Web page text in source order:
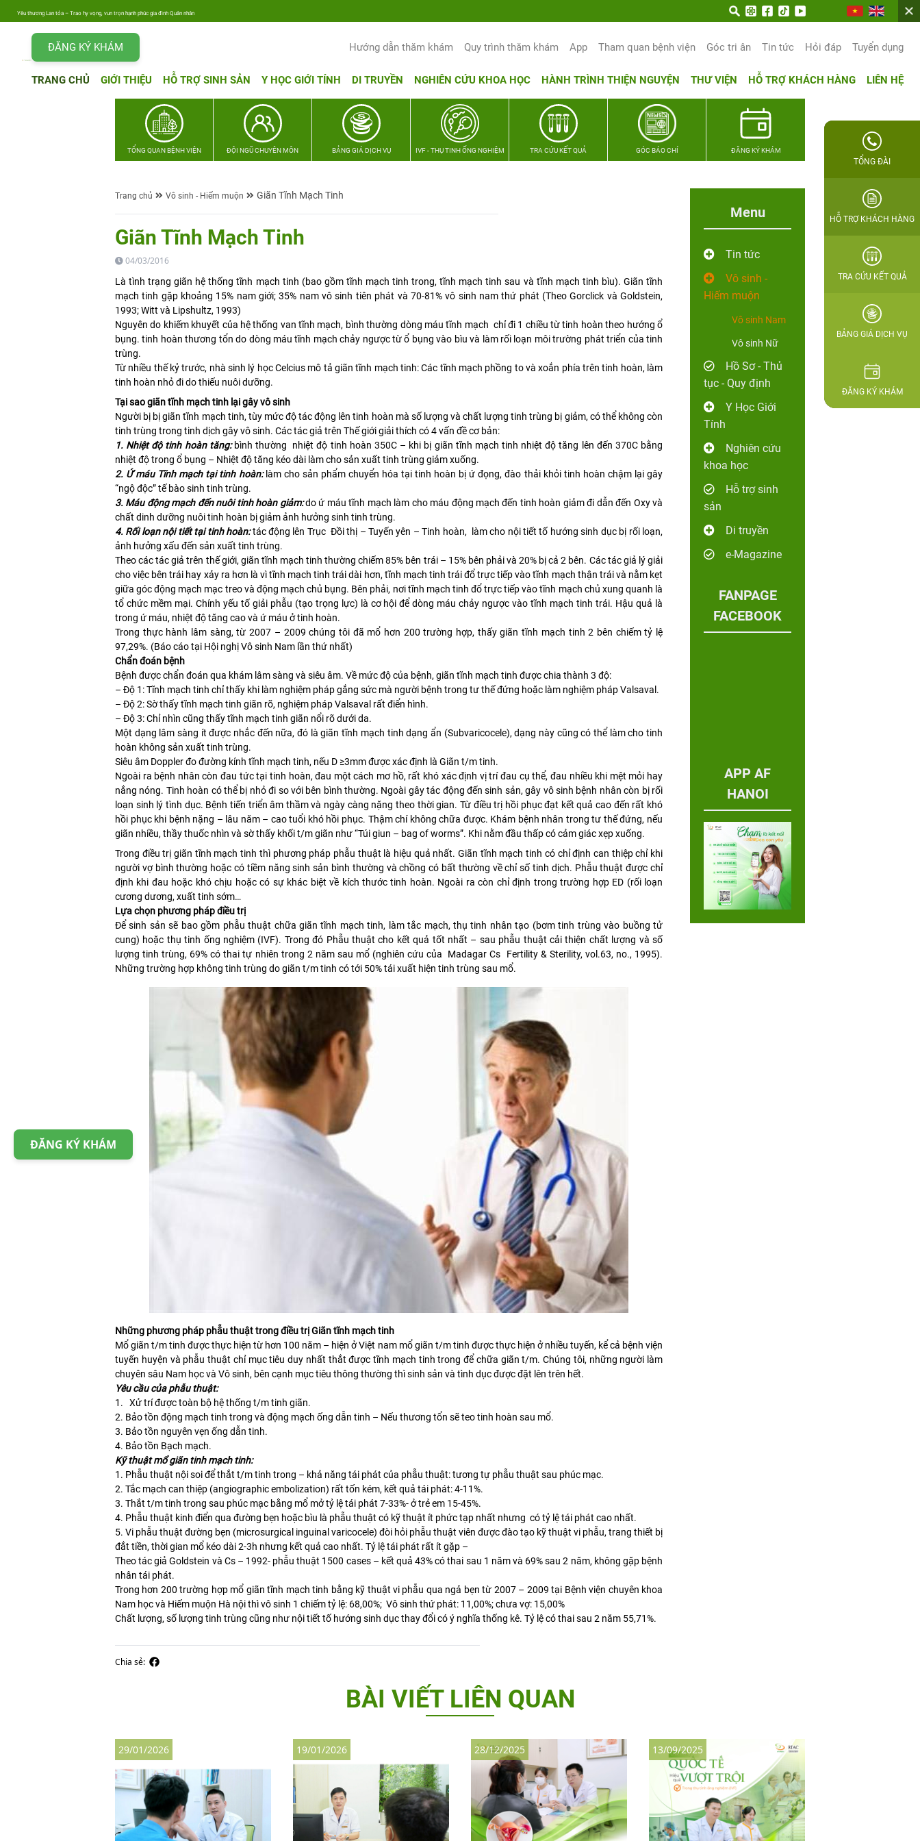
thương Lan tỏa – Trao hy vọng, vun trọn hạnh phúc gia đình Quân nhân
ĐĂNG KÝ KHÁM Hướng dẫn thăm khám Quy trình thăm khám App Tham quan bệnh viện Góc tri ân Tin tức Hỏi đáp Tuyển dụng
TRANG CHỦ GIỚI THIỆU HỖ TRỢ SINH SẢN Y HỌC GIỚI TÍNH DI TRUYỀN NGHIÊN CỨU KHOA HỌC HÀNH TRÌNH THIỆN NGUYỆN THƯ VIỆN HỖ TRỢ KHÁCH HÀNG LIÊN HỆ
TỔNG QUAN BỆNH VIỆN ĐỘI NGŨ CHUYÊN MÔN BẢNG GIÁ DỊCH VỤ IVF - THỤ TINH ỐNG NGHIỆM TRA CỨU KẾT QUẢ GÓC BÁO CHÍ ĐĂNG KÝ KHÁM
Trang chủ Vô sinh - Hiếm muộn Giãn Tĩnh Mạch Tinh
Giãn Tĩnh Mạch Tinh
04/03/2016
Là tình trạng giãn hệ thống tĩnh mạch tinh (bao gồm tĩnh mạch tinh trong, tĩnh mạch tinh sau và tĩnh mạch tinh bìu). Giãn tĩnh
mạch tinh gặp khoảng 15% nam giới; 35% nam vô sinh tiên phát và 70-81% vô sinh nam thứ phát (Theo Gorclick và Goldstein,
1993; Witt và Lipshultz, 1993)
Nguyên do khiếm khuyết của hệ thống van tĩnh mạch, bình thường dòng máu tĩnh mạch chỉ đi 1 chiều từ tinh hoàn theo hướng ổ
bụng. tinh hoàn thương tổn do dòng máu tĩnh mạch chảy ngược từ ổ bụng vào bìu và làm rối loạn môi trường phát triển của tinh
trùng.
Từ nhiều thế kỷ trước, nhà sinh lý học Celcius mô tả giãn tĩnh mạch tinh: Các tĩnh mạch phồng to và xoắn phía trên tinh hoàn, làm
tinh hoàn nhỏ đi do thiếu nuôi dưỡng.
Tại sao giãn tĩnh mạch tinh lại gây vô sinh
Người bị bị giãn tĩnh mạch tinh, tùy mức độ tác động lên tinh hoàn mà số lượng và chất lượng tinh trùng bị giảm, có thể không còn
tinh trùng trong tinh dịch gây vô sinh. Các tác giả trên Thế giới giải thích có 4 vấn đề cơ bản:
1. Nhiệt độ tinh hoàn tăng: bình thường nhiệt độ tinh hoàn 350C – khi bị giãn tĩnh mạch tinh nhiệt độ tăng lên đến 370C bằng
nhiệt độ trong ổ bụng – Nhiệt độ tăng kéo dài làm cho sản xuất tinh trùng giảm xuống.
2. Ứ máu Tĩnh mạch tại tinh hoàn:làm cho sản phẩm chuyển hóa tại tinh hoàn bị ứ đọng, đào thải khỏi tinh hoàn chậm lại gây
“ngộ độc” tế bào sinh tinh trùng.
3. Máu động mạch đến nuôi tinh hoàn giảm:do ứ máu tĩnh mạch làm cho máu động mạch đến tinh hoàn giảm đi dẫn đến Oxy và
chất dinh dưỡng nuôi tinh hoàn bị giảm ảnh hưởng sinh tinh trùng.
4. Rối loạn nội tiết tại tinh hoàn:tác động lên Trục Đồi thị – Tuyến yên – Tinh hoàn, làm cho nội tiết tố hướng sinh dục bị rối loạn,
ảnh hưởng xấu đến sản xuất tinh trùng.
Theo các tác giả trên thế giới, giãn tĩnh mạch tinh thường chiếm 85% bên trái – 15% bên phải và 20% bị cả 2 bên. Các tác giả lý giải
cho việc bên trái hay xảy ra hơn là vì tĩnh mạch tinh trái dài hơn, tĩnh mạch tinh trái đổ trực tiếp vào tĩnh mạch thận trái và nằm kẹt
giữa góc động mạch mạc treo và động mạch chủ bụng. Bên phải, nơi tĩnh mạch tinh đổ trực tiếp vào tĩnh mạch chủ xung quanh là
tổ chức mềm mại. Chính yếu tố giải phẫu (tạo trọng lực) là cơ hội để dòng máu chảy ngược vào tĩnh mạch tinh trái. Hậu quả là
trong ứ máu, nhiệt độ tăng cao và ứ máu ở tinh hoàn.
Trong thực hành lâm sàng, từ 2007 – 2009 chúng tôi đã mổ hơn 200 trường hợp, thấy giãn tĩnh mạch tinh 2 bên chiếm tỷ lệ
97,29%. (Báo cáo tại Hội nghị Vô sinh Nam lần thứ nhất)
Chẩn đoán bệnh
Bệnh được chẩn đoán qua khám lâm sàng và siêu âm. Về mức độ của bệnh, giãn tĩnh mạch tinh được chia thành 3 độ:
– Độ 1: Tĩnh mạch tinh chỉ thấy khi làm nghiệm pháp gắng sức mà người bệnh trong tư thế đứng hoặc làm nghiệm pháp Valsaval.
– Độ 2: Sờ thấy tĩnh mạch tinh giãn rõ, nghiệm pháp Valsaval rất điển hình.
– Độ 3: Chỉ nhìn cũng thấy tĩnh mạch tinh giãn nổi rõ dưới da.
Một dạng lâm sàng ít được nhắc đến nữa, đó là giãn tĩnh mạch tinh dạng ẩn (Subvaricocele), dạng này cũng có thể làm cho tinh
hoàn không sản xuất tinh trùng.
Siêu âm Doppler đo đường kính tĩnh mạch tinh, nếu D ≥3mm được xác định là Giãn t/m tinh.
Ngoài ra bệnh nhân còn đau tức tại tinh hoàn, đau một cách mơ hồ, rất khó xác định vị trí đau cụ thể, đau nhiều khi mệt mỏi hay
nắng nóng. Tinh hoàn có thể bị nhỏ đi so với bên bình thường. Ngoài gây tác động đến sinh sản, gây vô sinh bệnh nhân còn bị rối
loạn sinh lý tình dục. Bệnh tiến triển âm thầm và ngày càng nặng theo thời gian. Từ điều trị hồi phục đạt kết quả cao đến rất khó
hồi phục khi bệnh nặng – lâu năm – cao tuổi khó hồi phục. Thậm chí không chữa được. Khám bệnh nhân trong tư thế đứng, nếu
giãn nhiều, thầy thuốc nhìn và sờ thấy khối t/m giãn như “Túi giun – bag of worms”. Khi nằm đầu thấp có cảm giác xẹp xuống.
Trong điều trị giãn tĩnh mạch tinh thì phương pháp phẫu thuật là hiệu quả nhất. Giãn tĩnh mạch tinh có chỉ định can thiệp chỉ khi
người vợ bình thường hoặc có tiềm năng sinh sản bình thường và chồng có bất thường về chỉ số tinh dịch. Phẫu thuật được chỉ
định khi đau hoặc khó chịu hoặc có sự khác biệt về kích thước tinh hoàn. Ngoài ra còn chỉ định trong trường hợp ED (rối loạn
cương dương, xuất tinh sớm…
Lựa chọn phương pháp điều trị
Để sinh sản sẽ bao gồm phẫu thuật chữa giãn tĩnh mạch tinh, làm tắc mạch, thụ tinh nhân tạo (bơm tinh trùng vào buồng tử
cung) hoặc thụ tinh ống nghiệm (IVF). Trong đó Phẫu thuật cho kết quả tốt nhất – sau phẫu thuật cải thiện chất lượng và số
lượng tinh trùng, 69% có thai tự nhiên trong 2 năm sau mổ (nghiên cứu của Madagar Cs Fertility & Sterility, vol.63, no., 1995).
Những trường hợp không tinh trùng do giãn t/m tinh có tới 50% tái xuất hiện tinh trùng sau mổ.
Những phương pháp phẫu thuật trong điều trị Giãn tĩnh mạch tinh
Mổ giãn t/m tinh được thực hiện từ hơn 100 năm – hiện ở Việt nam mổ giãn t/m tinh được thực hiện ở nhiều tuyến, kể cả bệnh viện
tuyến huyện và phẫu thuật chỉ mục tiêu duy nhất thắt được tĩnh mạch tinh trong để chữa giãn t/m. Chúng tôi, những người làm
chuyên sâu Nam học và Vô sinh, bên cạnh mục tiêu thông thường thì sinh sản và tình dục được đặt lên trên hết.
Yêu cầu của phẫu thuật:
1. Xử trí được toàn bộ hệ thống t/m tinh giãn.
2. Bảo tồn động mạch tinh trong và động mạch ống dẫn tinh – Nếu thương tổn sẽ teo tinh hoàn sau mổ.
3. Bảo tồn nguyên vẹn ống dẫn tinh.
4. Bảo tồn Bạch mạch.
Kỹ thuật mổ giãn tinh mạch tinh:
1. Phẫu thuật nội soi để thắt t/m tinh trong – khả năng tái phát của phẫu thuật: tương tự phẫu thuật sau phúc mạc.
2. Tắc mạch can thiệp (angiographic embolization) rất tốn kém, kết quả tái phát: 4-11%.
3. Thắt t/m tinh trong sau phúc mạc bằng mổ mở tỷ lệ tái phát 7-33%- ở trẻ em 15-45%.
4. Phẫu thuật kinh điển qua đường bẹn hoặc bìu là phẫu thuật có kỹ thuật ít phức tạp nhất nhưng có tỷ lệ tái phát cao nhất.
5. Vi phẫu thuật đường bẹn (microsurgical inguinal varicocele) đòi hỏi phẫu thuật viên được đào tạo kỹ thuật vi phẫu, trang thiết bị
đắt tiền, thời gian mổ kéo dài 2-3h nhưng kết quả cao nhất. Tỷ lệ tái phát rất ít gặp –
Theo tác giả Goldstein và Cs – 1992- phẫu thuật 1500 cases – kết quả 43% có thai sau 1 năm và 69% sau 2 năm, không gặp bệnh
nhân tái phát.
Trong hơn 200 trường hợp mổ giãn tĩnh mạch tinh bằng kỹ thuật vi phẫu qua ngả bẹn từ 2007 – 2009 tại Bệnh viện chuyên khoa
Nam học và Hiếm muộn Hà nội thì vô sinh 1 chiếm tỷ lệ: 68,00%; Vô sinh thứ phát: 11,00%; chưa vợ: 15,00%
Chất lượng, số lượng tinh trùng cũng như nội tiết tố hướng sinh dục thay đổi có ý nghĩa thống kê. Tỷ lệ có thai sau 2 năm 55,71%.
Chia sẻ:
Menu
Tin tức
Vô sinh -
Hiếm muộn
Vô sinh Nam
Vô sinh Nữ
Hồ Sơ - Thủ
tục - Quy định
Y Học Giới
Tính
Nghiên cứu
khoa học
Hỗ trợ sinh
sản
Di truyền
e-Magazine
FANPAGE
FACEBOOK
APP AF
HANOI
BÀI VIẾT LIÊN QUAN
29/01/2026 19/01/2026 28/12/2025 13/09/2025
TỔNG ĐÀI
HỖ TRỢ KHÁCH HÀNG
TRA CỨU KẾT QUẢ
BẢNG GIÁ DỊCH VỤ
ĐĂNG KÝ KHÁM
ĐĂNG KÝ KHÁM